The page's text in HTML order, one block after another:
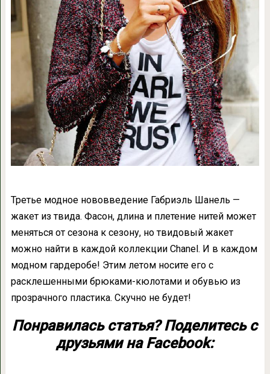
Третье модное нововведение Габриэль Шанель —
жакет из твида. Фасон, длина и плетение нитей может
меняться от сезона к сезону, но твидовый жакет
можно найти в каждой коллекции Chanel. И в каждом
модном гардеробе! Этим летом носите его с
расклешенными брюками-кюлотами и обувью из
прозрачного пластика. Скучно не будет!
Понравилась статья? Поделитесь с
друзьями на Facebook: